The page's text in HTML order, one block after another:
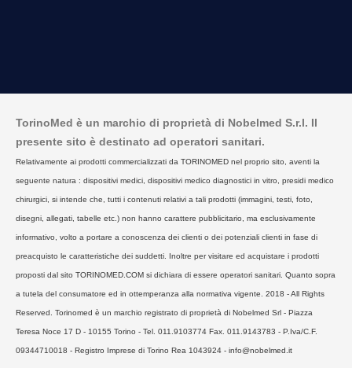
TorinoMed è un marchio di proprietà di Nobelmed S.r.l. Il
presente sito è destinato ad operatori sanitari.
Relativamente ai prodotti commercializzati da TORINOMED nel proprio sito, aventi la
seguente natura : dispositivi medici, dispositivi medico diagnostici in vitro, presidi medico
chirurgici, si intende che, tutti i contenuti relativi a tali prodotti (immagini, testi, foto,
disegni, allegati, tabelle etc.) non hanno carattere pubblicitario, ma esclusivamente
informativo, volto a portare a conoscenza dei clienti o dei potenziali clienti in fase di
preacquisto le caratteristiche dei suddetti. Inoltre per visitare ed acquistare i prodotti
proposti dal sito TORINOMED.COM si dichiara di essere operatori sanitari. Quanto sopra
a tutela del consumatore ed in ottemperanza alla normativa vigente. 2018 - All Rights
Reserved. Torinomed è un marchio registrato di proprietà di Nobelmed Srl - Piazza
Teresa Noce 17 D - 10155 Torino - Tel. 011.9103774 Fax. 011.9143783 - P.Iva/C.F.
09344710018 - Registro Imprese di Torino Rea 1043924 - info@nobelmed.it